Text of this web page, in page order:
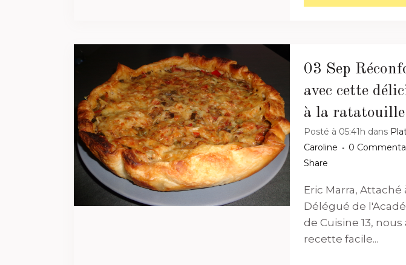
03 Sep
avec cette
à la ratatouille
Posté à 05:41h dans
Caroline
0
Share
Eric Marra,
Délégué de
de Cuisine 13, nous
recette facile...